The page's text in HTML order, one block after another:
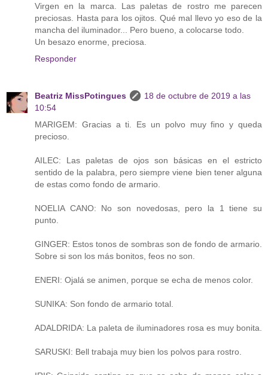
Virgen en la marca. Las paletas de rostro me parecen
preciosas. Hasta para los ojitos. Qué mal llevo yo eso de la
mancha del iluminador... Pero bueno, a colocarse todo.
Un besazo enorme, preciosa.
Responder
Beatriz MissPotingues
18 de octubre de 2019 a las
10:54
MARIGEM: Gracias a ti. Es un polvo muy fino y queda
precioso.
AILEC: Las paletas de ojos son básicas en el estricto
sentido de la palabra, pero siempre viene bien tener alguna
de estas como fondo de armario.
NOELIA CANO: No son novedosas, pero la 1 tiene su
punto.
GINGER: Estos tonos de sombras son de fondo de armario.
Sobre si son los más bonitos, feos no son.
ENERI: Ojalá se animen, porque se echa de menos color.
SUNIKA: Son fondo de armario total.
ADALDRIDA: La paleta de iluminadores rosa es muy bonita.
SARUSKI: Bell trabaja muy bien los polvos para rostro.